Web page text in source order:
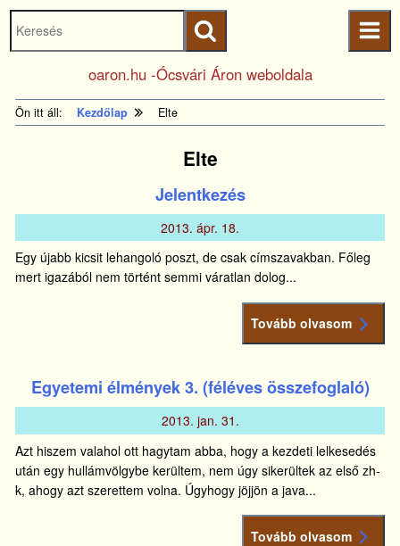
Ugrás a fő
Kezdőlapra
ugrás
oaron.hu -Ócsvári Áron weboldala
Keresés
indítása
Ön itt áll: Kezdőlap Elte
Elte
Jelentkezés
2013. ápr. 18.
Egy újabb kicsit lehangoló poszt, de csak címszavakban. Főleg
mert igazából nem történt semmi váratlan dolog...
Tovább olvasom
Egyetemi élmények 3. (féléves összefoglaló)
2013. jan. 31.
Azt hiszem valahol ott hagytam abba, hogy a kezdeti lelkesedés
után egy hullámvölgybe kerültem, nem úgy sikerültek az első zh-
k, ahogy azt szerettem volna. Úgyhogy jöjjön a java...
Tovább olvasom